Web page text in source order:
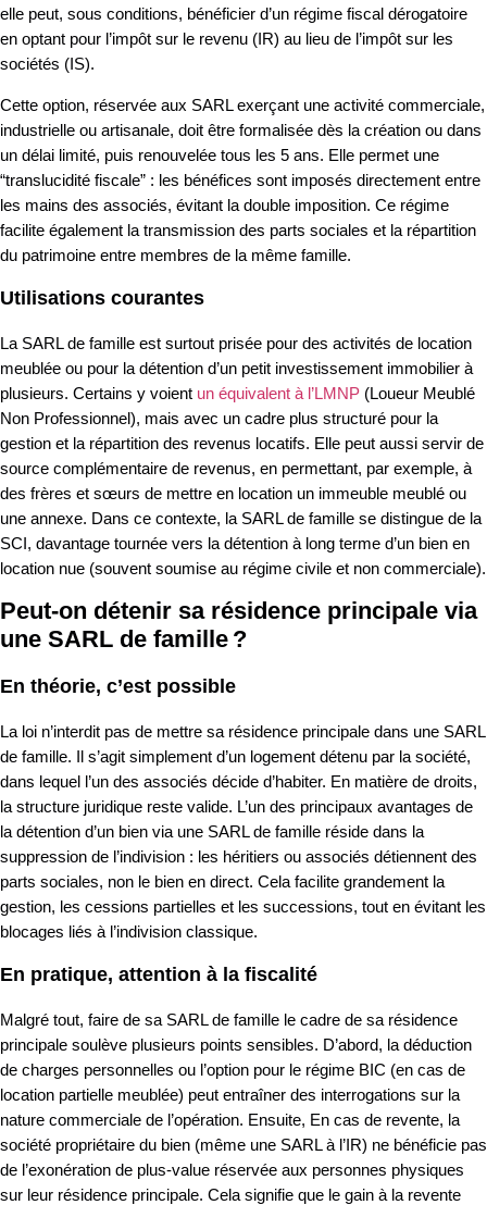
elle peut, sous conditions, bénéficier d’un régime fiscal dérogatoire
en optant pour l’impôt sur le revenu (IR) au lieu de l’impôt sur les
sociétés (IS).
Cette option, réservée aux SARL exerçant une activité commerciale,
industrielle ou artisanale, doit être formalisée dès la création ou dans
un délai limité, puis renouvelée tous les 5 ans. Elle permet une
“translucidité fiscale” : les bénéfices sont imposés directement entre
les mains des associés, évitant la double imposition. Ce régime
facilite également la transmission des parts sociales et la répartition
du patrimoine entre membres de la même famille.
Utilisations courantes
La SARL de famille est surtout prisée pour des activités de location
meublée ou pour la détention d’un petit investissement immobilier à
plusieurs. Certains y voient un équivalent à l’LMNP (Loueur Meublé
Non Professionnel), mais avec un cadre plus structuré pour la
gestion et la répartition des revenus locatifs. Elle peut aussi servir de
source complémentaire de revenus, en permettant, par exemple, à
des frères et sœurs de mettre en location un immeuble meublé ou
une annexe. Dans ce contexte, la SARL de famille se distingue de la
SCI, davantage tournée vers la détention à long terme d’un bien en
location nue (souvent soumise au régime civile et non commerciale).
Peut-on détenir sa résidence principale via
une SARL de famille ?
En théorie, c’est possible
La loi n’interdit pas de mettre sa résidence principale dans une SARL
de famille. Il s’agit simplement d’un logement détenu par la société,
dans lequel l’un des associés décide d’habiter. En matière de droits,
la structure juridique reste valide. L’un des principaux avantages de
la détention d’un bien via une SARL de famille réside dans la
suppression de l’indivision : les héritiers ou associés détiennent des
parts sociales, non le bien en direct. Cela facilite grandement la
gestion, les cessions partielles et les successions, tout en évitant les
blocages liés à l’indivision classique.
En pratique, attention à la fiscalité
Malgré tout, faire de sa SARL de famille le cadre de sa résidence
principale soulève plusieurs points sensibles. D’abord, la déduction
de charges personnelles ou l’option pour le régime BIC (en cas de
location partielle meublée) peut entraîner des interrogations sur la
nature commerciale de l’opération. Ensuite, En cas de revente, la
société propriétaire du bien (même une SARL à l’IR) ne bénéficie pas
de l’exonération de plus-value réservée aux personnes physiques
sur leur résidence principale. Cela signifie que le gain à la revente